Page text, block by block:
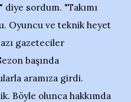
diye sordum. "Takımı
Oyuncu ve teknik heyet
gazeteciler
başında
aramıza girdi.
Böyle olunca hakkımda